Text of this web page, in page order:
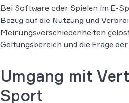
Bei Software oder Spielen im E-
Bezug auf die Nutzung und
Meinungsverschiedenheiten
Geltungsbereich und die Frage
Umgang mit
Sport